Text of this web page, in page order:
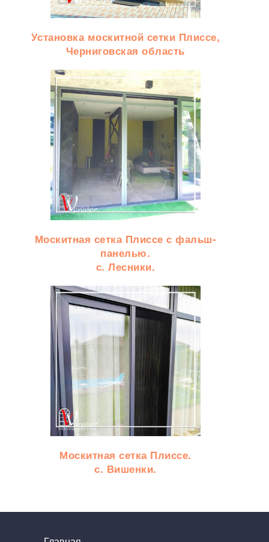
Установка москитной сетки Плиссе,
Черниговская область
Москитная сетка Плиссе с фальш-
панелью.
с. Лесники.
Москитная сетка Плиссе.
с. Вишенки.